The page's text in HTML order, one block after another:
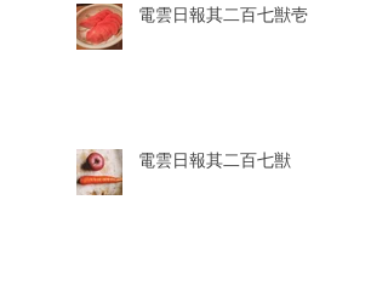
電雲日報其二百七獣壱
電雲日報其二百七獣